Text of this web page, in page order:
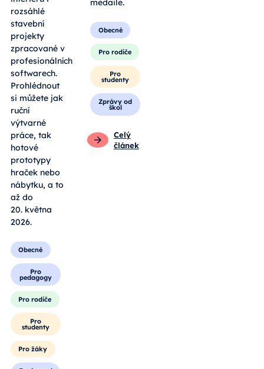
rozsáhlé
stavební
projekty
zpracované v
profesionálních
softwarech.
Prohlédnout
si můžete jak
ruční
výtvarné
práce, tak
hotové
prototypy
hraček nebo
nábytku, a to
až do
20. května
2026.
Obecné
Pro
pedagogy
Pro rodiče
Pro
studenty
Pro žáky
medaile.
Obecné
Pro rodiče
Pro
studenty
Zprávy od
škol
Celý
článek